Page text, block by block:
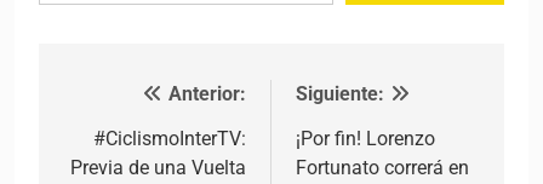
Navegación de entradas
Anterior:
#CiclismoInterTV:
Previa de una Vuelta
Siguiente:
¡Por fin! Lorenzo
Fortunato correrá en